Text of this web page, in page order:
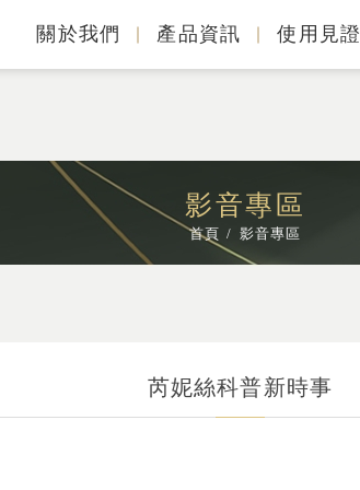
關於我們 產品資訊 使用見證
影音專區
首頁 影音專區
芮妮絲科普新時事